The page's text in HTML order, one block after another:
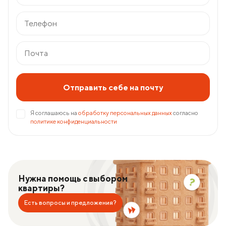
Отправить себе на почту
Я соглашаюсь на обработку персональных данныхсогласно
политике конфиденциальности
Нужна помощь с выбором
квартиры?
Есть вопросы и предложения?